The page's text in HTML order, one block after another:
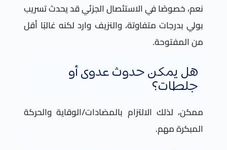
نعم، خصوصًا في الاستئصال الجزئي قد يحدث تسريب
بولي بدرجات متفاوتة، والنزيف وارد لكنه غالبًا أقل
من المفتوحة.
هل يمكن حدوث عدوى أو
جلطات؟
ممكن، لذلك الالتزام بالمضادات/الوقاية والحركة
المبكرة مهم.